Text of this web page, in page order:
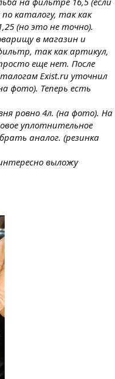
каталогу, так как
(но это не точно).
в магазин и
так как артикул,
еще нет. После
Exist.ru уточнил
фото). Теперь есть
ровно 4л. (на фото). На
уплотнительное
аналог. (резинка
выложу